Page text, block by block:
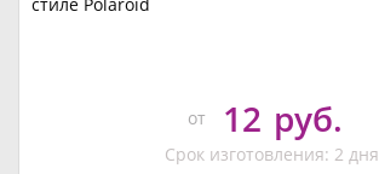
от 12 руб.
Срок изготовления: 2 дня